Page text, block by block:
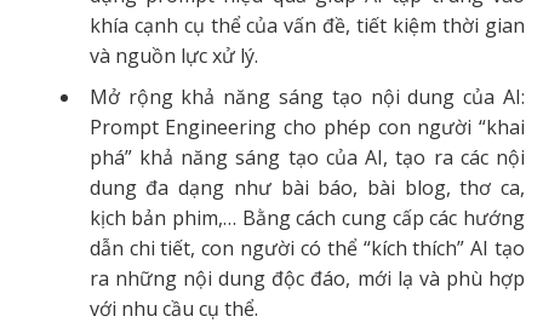
khía cạnh cụ thể của vấn đề, tiết kiệm thời gian
và nguồn lực xử lý.
Mở rộng khả năng sáng tạo nội dung của AI:
Prompt Engineering cho phép con người “khai
phá” khả năng sáng tạo của AI, tạo ra các nội
dung đa dạng như bài báo, bài blog, thơ ca,
kịch bản phim,… Bằng cách cung cấp các hướng
dẫn chi tiết, con người có thể “kích thích” AI tạo
ra những nội dung độc đáo, mới lạ và phù hợp
với nhu cầu cụ thể.